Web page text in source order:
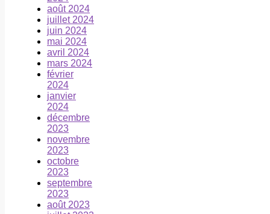
août 2024
juillet 2024
juin 2024
mai 2024
avril 2024
mars 2024
février
2024
janvier
2024
décembre
2023
novembre
2023
octobre
2023
septembre
2023
août 2023